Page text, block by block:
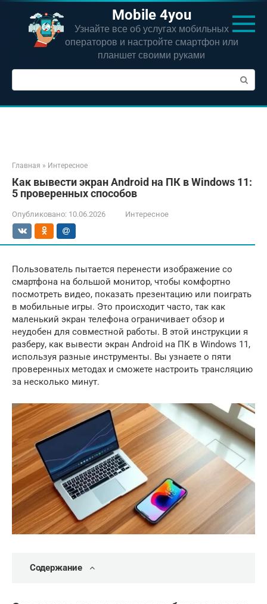
Перейти
контенту
Mobile 4you
Узнайте все об услугах мобильных
операторов и настройте смартфон или
планшет своими руками
Поиск:
Главная » Интересное
Как вывести экран Android на ПК в Windows 11:
5 проверенных способов
Опубликовано: 10.06.2026 Интересное
Пользователь пытается перенести изображение со
смартфона на большой монитор, чтобы комфортно
посмотреть видео, показать презентацию или поиграть
в мобильные игры. Это происходит часто, так как
маленький экран телефона ограничивает обзор и
неудобен для совместной работы. В этой инструкции я
разберу, как вывести экран Android на ПК в Windows 11,
используя разные инструменты. Вы узнаете о пяти
проверенных методах и сможете настроить трансляцию
за несколько минут.
Содержание